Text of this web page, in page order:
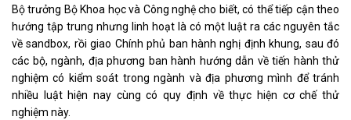
Bộ trưởng Bộ Khoa học và Công nghệ cho biết, có thể tiếp cận theo
hướng tập trung nhưng linh hoạt là có một luật ra các nguyên tắc
về sandbox, rồi giao Chính phủ ban hành nghị định khung, sau đó
các bộ, ngành, địa phương ban hành hướng dẫn về tiến hành thử
nghiệm có kiểm soát trong ngành và địa phương mình để tránh
nhiều luật hiện nay cùng có quy định về thực hiện cơ chế thử
nghiệm này.